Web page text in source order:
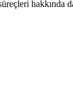
hakkında